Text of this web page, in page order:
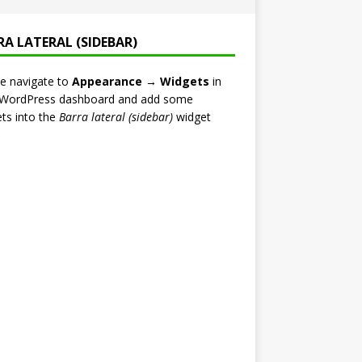
LATERAL (SIDEBAR)
navigate to Appearance → Widgets in
dashboard and add some
into the Barra lateral (sidebar)widget